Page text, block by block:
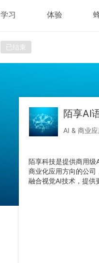
学习 体验
已结束
陌享AI
AI & 商业
陌享科技是提供商用级
商业化应用方向的公司
融合视觉AI技术，提供